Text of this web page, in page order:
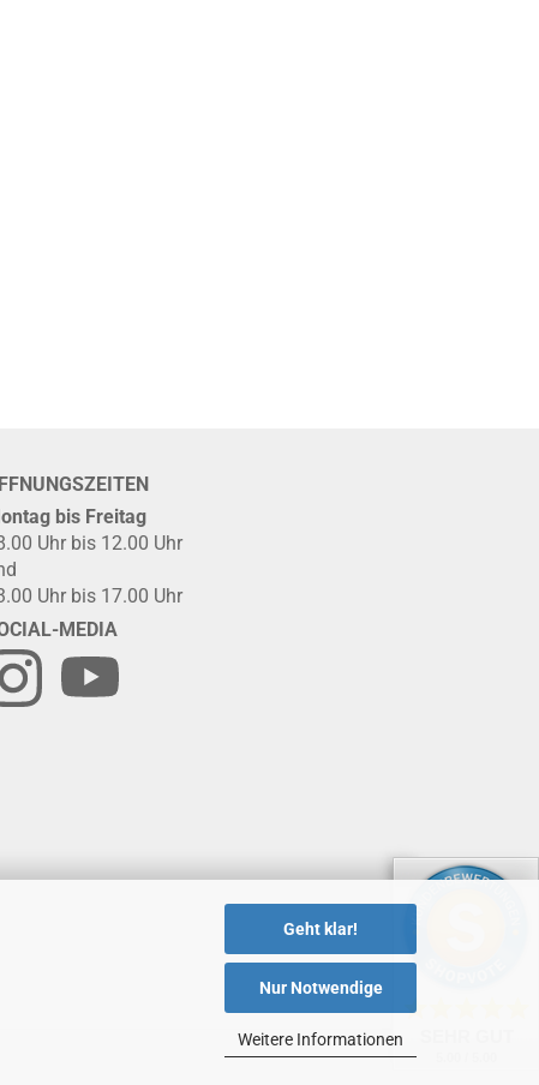
Geht klar!
Nur Notwendige
Weitere Informationen
bis Freitag
Uhr bis 12.00 Uhr
Uhr bis 17.00 Uhr
MEDIA